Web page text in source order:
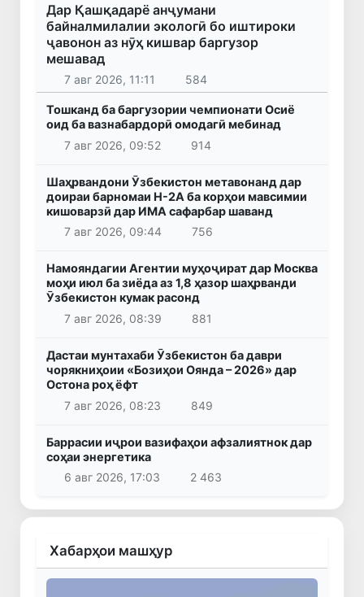
Дар Қашқадарё анҷумани
байналмилалии экологӣ бо иштироки
ҷавонон аз нӯҳ кишвар баргузор
мешавад
7 авг 2026, 11:11 584
Тошканд ба баргузории чемпионати Осиё
оид ба вазнабардорӣ омодагӣ мебинад
7 авг 2026, 09:52
914
Шаҳрвандони Ӯзбекистон метавонанд дар
доираи барномаи H-2A ба корҳои мавсимии
кишоварзӣ дар ИМА сафарбар шаванд
7 авг 2026, 09:44
756
Намояндагии Агентии муҳоҷират дар Москва
моҳи июл ба зиёда аз 1,8 ҳазор шаҳрванди
Ӯзбекистон кумак расонд
7 авг 2026, 08:39
881
Дастаи мунтахаби Ӯзбекистон ба даври
чорякниҳоии «Бозиҳои Оянда – 2026» дар
Остона роҳ ёфт
7 авг 2026, 08:23
849
Баррасии иҷрои вазифаҳои афзалиятнок дар
соҳаи энергетика
6 авг 2026, 17:03
2 463
Хабарҳои машҳур